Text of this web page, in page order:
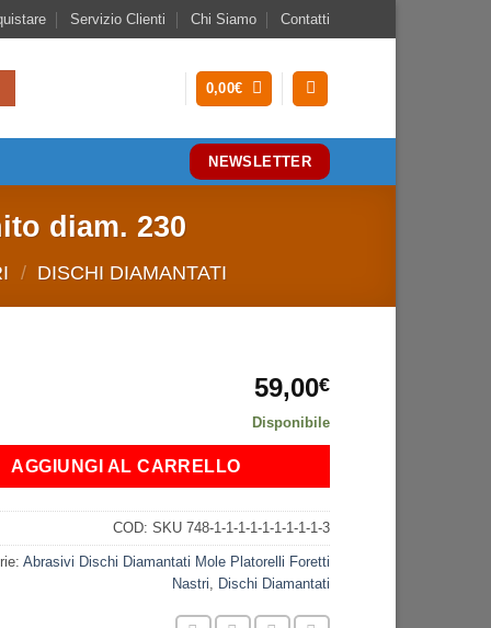
Servizio Clienti Chi Siamo Contatti
0,00€
NEWSLETTER
diam. 230
/ DISCHI DIAMANTATI
59,00€
Disponibile
AGGIUNGI AL CARRELLO
COD: SKU 748-1-1-1-1-1-1-1-1-1-3
Abrasivi Dischi Diamantati Mole Platorelli Foretti
Nastri, Dischi Diamantati